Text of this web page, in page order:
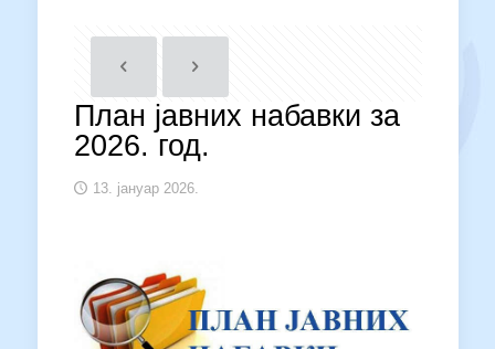
План јавних набавки за
2026. год.
13. јануар 2026.